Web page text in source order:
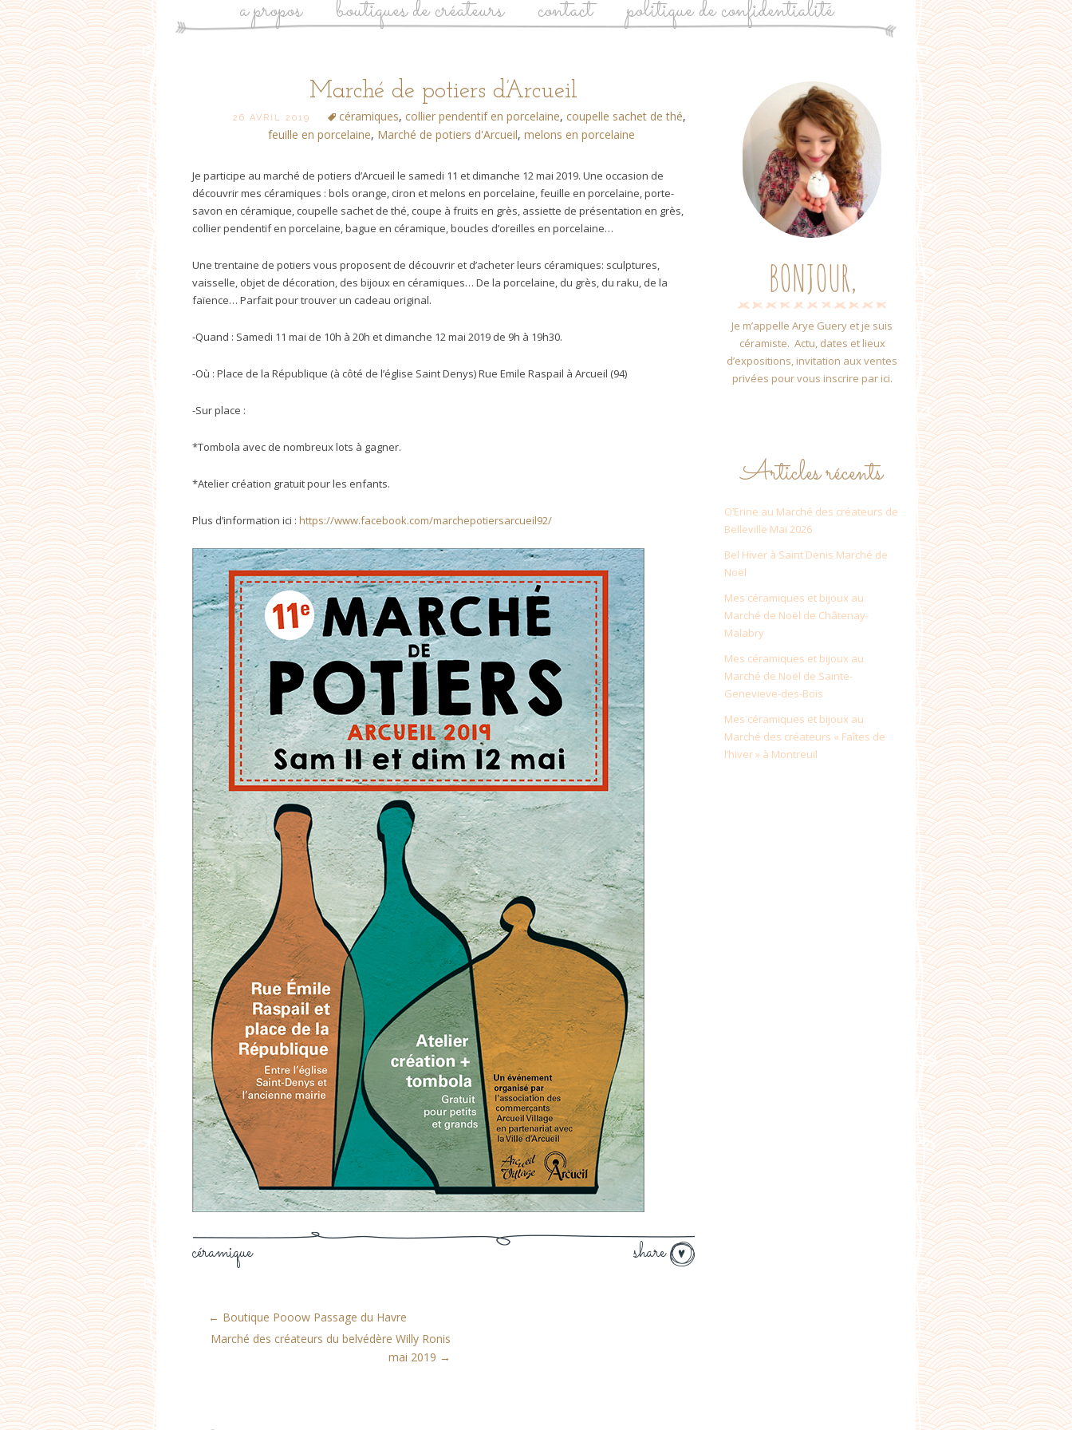
a propos boutiques de créateurs contact politique de confidentialité
Marché de potiers d’Arcueil
26 AVRIL 2019 céramiques, collier pendentif en porcelaine, coupelle sachet de thé,
feuille en porcelaine, Marché de potiers d'Arcueil, melons en porcelaine
Je participe au marché de potiers d’Arcueil le samedi 11 et dimanche 12 mai 2019. Une occasion de
découvrir mes céramiques : bols orange, ciron et melons en porcelaine, feuille en porcelaine, porte-
savon en céramique, coupelle sachet de thé, coupe à fruits en grès, assiette de présentation en grès,
collier pendentif en porcelaine, bague en céramique, boucles d’oreilles en porcelaine…
Une trentaine de potiers vous proposent de découvrir et d’acheter leurs céramiques: sculptures,
vaisselle, objet de décoration, des bijoux en céramiques… De la porcelaine, du grès, du raku, de la
faïence… Parfait pour trouver un cadeau original.
-Quand : Samedi 11 mai de 10h à 20h et dimanche 12 mai 2019 de 9h à 19h30.
-Où : Place de la République (à côté de l’église Saint Denys) Rue Emile Raspail à Arcueil (94)
-Sur place :
*Tombola avec de nombreux lots à gagner.
*Atelier création gratuit pour les enfants.
Plus d’information ici : https://www.facebook.com/marchepotiersarcueil92/
share
céramique
navigation
← Boutique Pooow Passage du Havre
Marché des créateurs du belvédère Willy Ronis
mai 2019 →
BONJOUR,
Je m’appelle Arye Guery et je suis
céramiste. Actu, dates et lieux
d’expositions, invitation aux ventes
privées pour vous inscrire par ici.
Articles récents
O’Erine au Marché des créateurs de
Belleville Mai 2026
Bel Hiver à Saint Denis Marché de
Noël
Mes céramiques et bijoux au
Marché de Noël de Châtenay-
Malabry
Mes céramiques et bijoux au
Marché de Noël de Sainte-
Genevieve-des-Bois
Mes céramiques et bijoux au
Marché des créateurs « Faîtes de
l’hiver » à Montreuil